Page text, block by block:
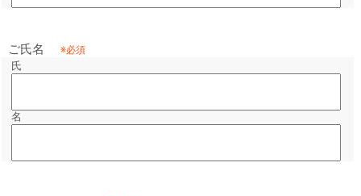
ご氏名
氏
名